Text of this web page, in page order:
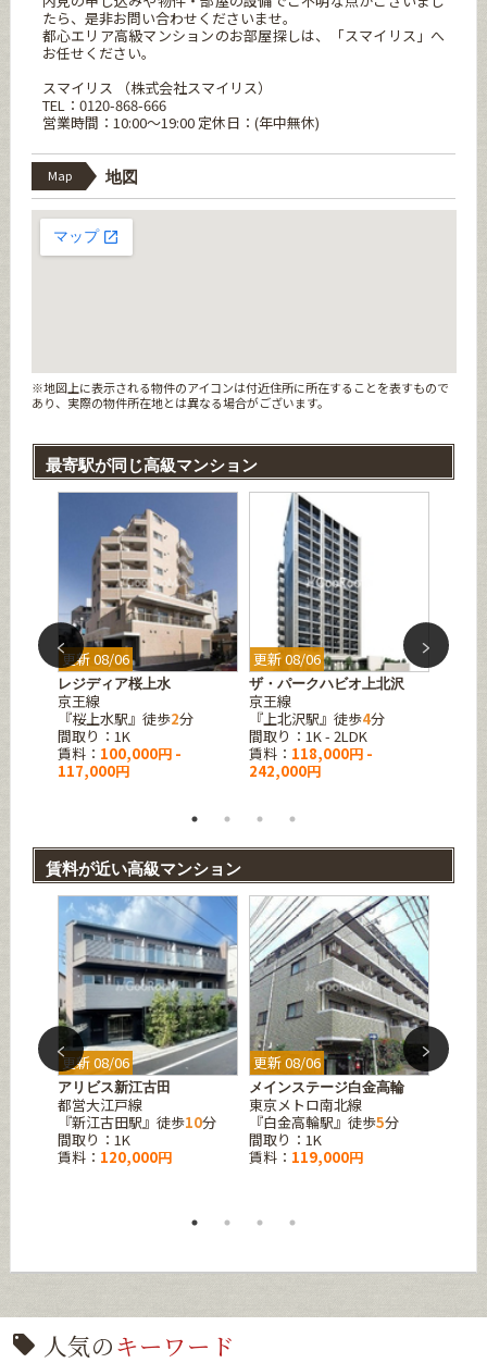
たら、是非お問い合わせくださいませ。
都心エリア高級マンションのお部屋探しは、「スマイリス」へ
お任せください。
スマイリス （株式会社スマイリス）
TEL：0120-868-666
営業時間：10:00～19:00 定休日：(年中無休)
Map 地図
※地図上に表示される物件のアイコンは付近住所に所在することを表すもので
あり、実際の物件所在地とは異なる場合がございます。
最寄駅が同じ高級マンション
更新 08/06
レジディア桜上水
京王線
『桜上水駅』徒歩2分
間取り：1K
賃料： 100,000円 -
117,000円
更新 08/06
ザ・パークハビオ上北沢
京王線
『上北沢駅』徒歩4分
間取り：1K - 2LDK
賃料： 118,000円 -
242,000円
更新
賃料が近い高級マンション
更新 08/06
アリビス新江古田
都営大江戸線
『新江古田駅』徒歩10分
間取り：1K
賃料： 120,000円
更新 08/06
メインステージ白金高輪
東京メトロ南北線
『白金高輪駅』徒歩5分
間取り：1K
賃料： 119,000円
更新
人気のキーワード